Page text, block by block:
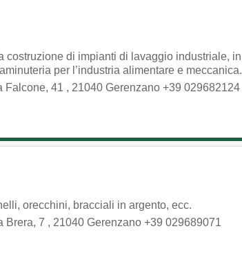
di impianti di lavaggio industriale, in
per l’industria alimentare e meccanica.
Falcone, 41 , 21040 Gerenzano +39 029682124
orecchini, bracciali in argento, ecc.
Brera, 7 , 21040 Gerenzano +39 029689071